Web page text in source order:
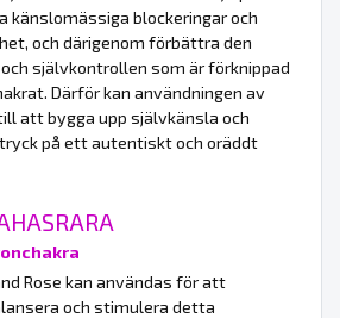
känslomässiga blockeringar och
och därigenom förbättra den
självkontrollen som är förknippad
Därför kan användningen av
att bygga upp självkänsla och
på ett autentiskt och oräddt
Rose kan användas för att
och stimulera detta